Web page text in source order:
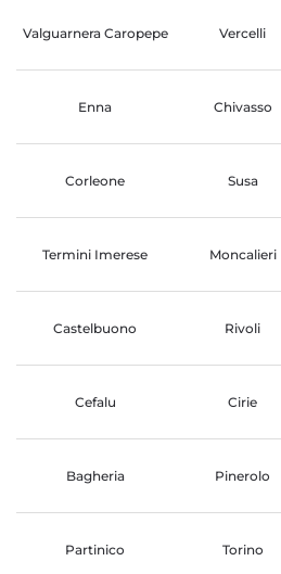
Valguarnera Caropepe Vercelli
Enna Chivasso
Corleone Susa
Termini Imerese Moncalieri
Castelbuono Rivoli
Cefalu Cirie
Bagheria Pinerolo
Partinico Torino